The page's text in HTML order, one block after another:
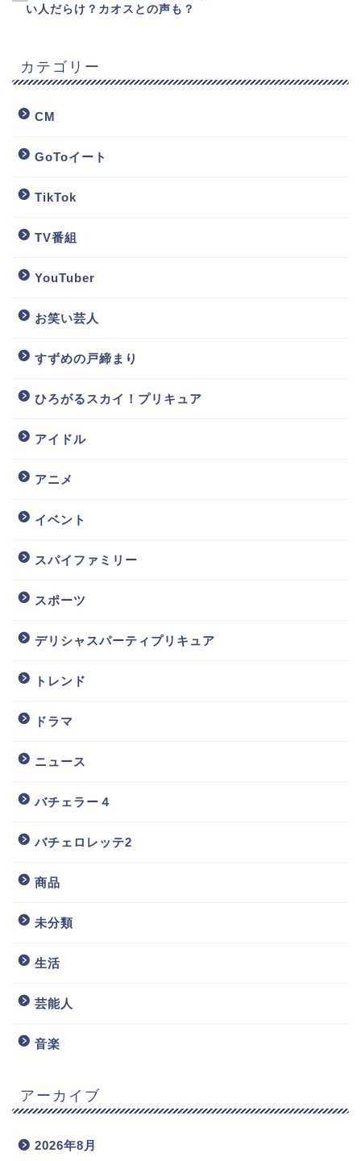
い人だらけ？カオスとの声も？
カテゴリー
CM
GoToイート
TikTok
TV番組
YouTuber
お笑い芸人
すずめの戸締まり
ひろがるスカイ！プリキュア
アイドル
アニメ
イベント
スパイファミリー
スポーツ
デリシャスパーティプリキュア
トレンド
ドラマ
ニュース
バチェラー４
バチェロレッテ2
商品
未分類
生活
芸能人
音楽
アーカイブ
2026年8月